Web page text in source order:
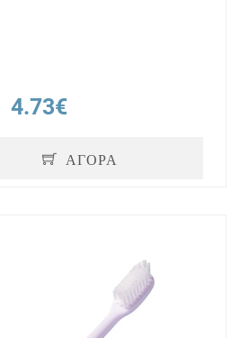
4.73€
ΑΓΟΡΑ